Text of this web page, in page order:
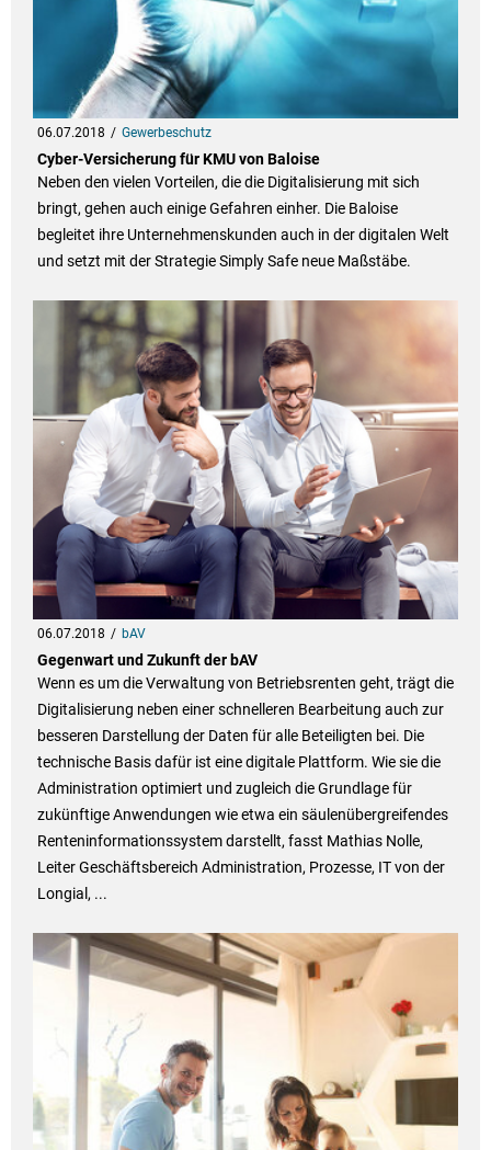
06.07.2018 Gewerbeschutz
Cyber-Versicherung für KMU von Baloise
Neben den vielen Vorteilen, die die Digitalisierung mit sich
bringt, gehen auch einige Gefahren einher. Die Baloise
begleitet ihre Unternehmenskunden auch in der digitalen Welt
und setzt mit der Strategie Simply Safe neue Maßstäbe.
06.07.2018 bAV
Gegenwart und Zukunft der bAV
Wenn es um die Verwaltung von Betriebsrenten geht, trägt die
Digitalisierung neben einer schnelleren Bearbeitung auch zur
besseren Darstellung der Daten für alle Beteiligten bei. Die
technische Basis dafür ist eine digitale Plattform. Wie sie die
Administration optimiert und zugleich die Grundlage für
zukünftige Anwendungen wie etwa ein säulenübergreifendes
Renteninformationssystem darstellt, fasst Mathias Nolle,
Leiter Geschäftsbereich Administration, Prozesse, IT von der
Longial, ...